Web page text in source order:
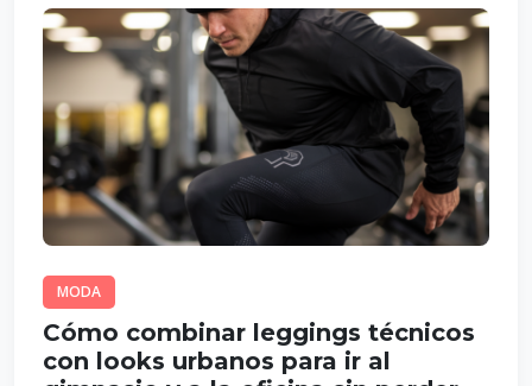
MODA
Cómo combinar leggings técnicos
con looks urbanos para ir al